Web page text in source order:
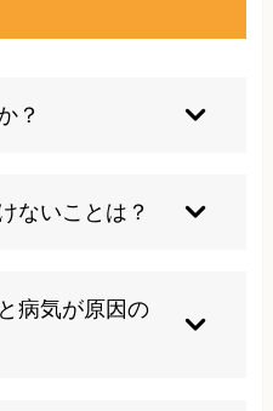
？
脈などの器質的疾患が
が必要になります。放
ないことは？
きです。また、症状を
、適切な対処が必要で
病気が原因の